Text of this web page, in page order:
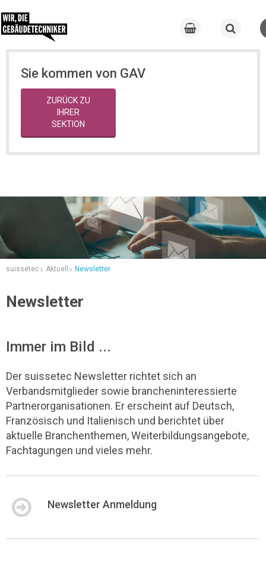
Sie kommen von GAV
ZURÜCK ZU
IHRER
SEKTION
suissetec Aktuell Newsletter
Newsletter
Immer im Bild ...
Der suissetec Newsletter richtet sich an
Verbandsmitglieder sowie brancheninteressierte
Partnerorganisationen. Er erscheint auf Deutsch,
Französisch und Italienisch und berichtet über
aktuelle Branchenthemen, Weiterbildungsangebote,
Fachtagungen und vieles mehr.
Newsletter Anmeldung